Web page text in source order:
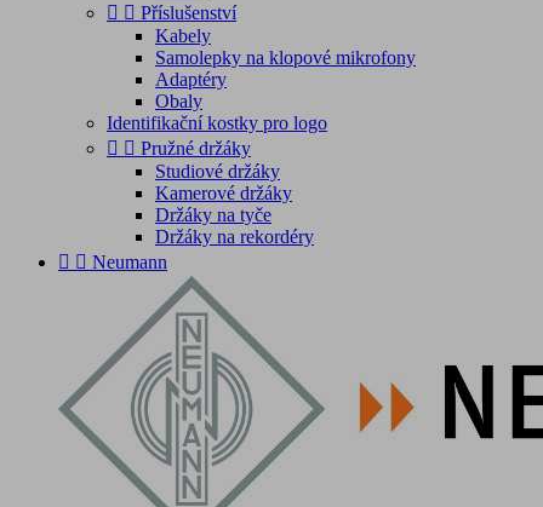
  Příslušenství
Kabely
Samolepky na klopové mikrofony
Adaptéry
Obaly
Identifikační kostky pro logo
  Pružné držáky
Studiové držáky
Kamerové držáky
Držáky na tyče
Držáky na rekordéry
  Neumann